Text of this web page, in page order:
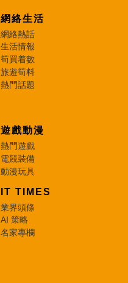
網絡生活
網絡熱話
生活情報
筍買着數
旅遊筍料
熱門話題
遊戲動漫
熱門遊戲
電競裝備
動漫玩具
IT TIMES
業界頭條
AI 策略
名家專欄